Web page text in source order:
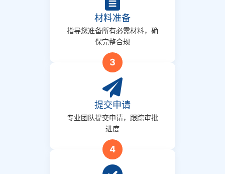
材料准备
指导您准备所有必需材料，确
保完整合规
3
提交申请
专业团队提交申请，跟踪审批
进度
4